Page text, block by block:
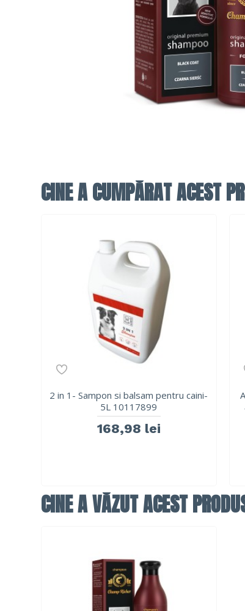
CINE A CUMPĂRAT ACEST
2 in 1- Sampon si balsam pentru caini-
5L 10117899
168,98 lei
CINE A VĂZUT ACEST